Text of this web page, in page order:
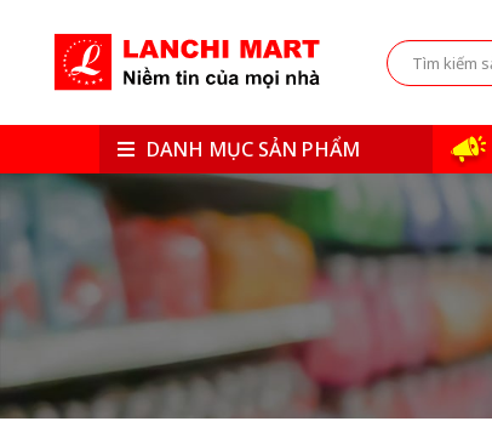
DANH MỤC SẢN PHẨM